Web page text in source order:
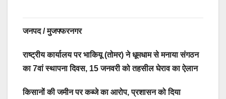
जनपद / मुजफ्फरनगर
राष्ट्रीय कार्यालय पर भाकियू (तोमर) ने धूमधाम से मनाया संगठन
का 7वां स्थापना दिवस, 15 जनवरी को तहसील घेराव का ऐलान
किसानों की जमीन पर कब्जे का आरोप, प्रशासन को दिया